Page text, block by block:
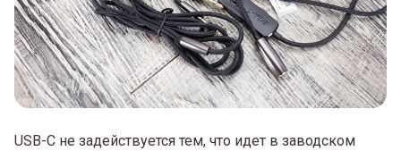
USB-С не задействуется тем, что идет в заводском